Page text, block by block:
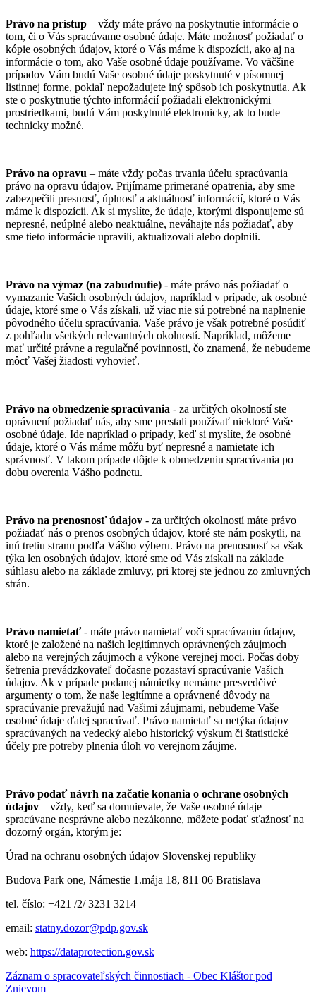
Právo na prístup – vždy máte právo na poskytnutie informácie o
tom, či o Vás spracúvame osobné údaje. Máte možnosť požiadať o
kópie osobných údajov, ktoré o Vás máme k dispozícii, ako aj na
informácie o tom, ako Vaše osobné údaje používame. Vo väčšine
prípadov Vám budú Vaše osobné údaje poskytnuté v písomnej
listinnej forme, pokiaľ nepožadujete iný spôsob ich poskytnutia. Ak
ste o poskytnutie týchto informácií požiadali elektronickými
prostriedkami, budú Vám poskytnuté elektronicky, ak to bude
technicky možné.
Právo na opravu – máte vždy počas trvania účelu spracúvania
právo na opravu údajov. Prijímame primerané opatrenia, aby sme
zabezpečili presnosť, úplnosť a aktuálnosť informácií, ktoré o Vás
máme k dispozícii. Ak si myslíte, že údaje, ktorými disponujeme sú
nepresné, neúplné alebo neaktuálne, neváhajte nás požiadať, aby
sme tieto informácie upravili, aktualizovali alebo doplnili.
Právo na výmaz (na zabudnutie) - máte právo nás požiadať o
vymazanie Vašich osobných údajov, napríklad v prípade, ak osobné
údaje, ktoré sme o Vás získali, už viac nie sú potrebné na naplnenie
pôvodného účelu spracúvania. Vaše právo je však potrebné posúdiť
z pohľadu všetkých relevantných okolností. Napríklad, môžeme
mať určité právne a regulačné povinnosti, čo znamená, že nebudeme
môcť Vašej žiadosti vyhovieť.
Právo na obmedzenie spracúvania - za určitých okolností ste
oprávnení požiadať nás, aby sme prestali používať niektoré Vaše
osobné údaje. Ide napríklad o prípady, keď si myslíte, že osobné
údaje, ktoré o Vás máme môžu byť nepresné a namietate ich
správnosť. V takom prípade dôjde k obmedzeniu spracúvania po
dobu overenia Vášho podnetu.
Právo na prenosnosť údajov - za určitých okolností máte právo
požiadať nás o prenos osobných údajov, ktoré ste nám poskytli, na
inú tretiu stranu podľa Vášho výberu. Právo na prenosnosť sa však
týka len osobných údajov, ktoré sme od Vás získali na základe
súhlasu alebo na základe zmluvy, pri ktorej ste jednou zo zmluvných
strán.
Právo namietať- máte právo namietať voči spracúvaniu údajov,
ktoré je založené na našich legitímnych oprávnených záujmoch
alebo na verejných záujmoch a výkone verejnej moci. Počas doby
šetrenia prevádzkovateľ dočasne pozastaví spracúvanie Vašich
údajov. Ak v prípade podanej námietky nemáme presvedčivé
argumenty o tom, že naše legitímne a oprávnené dôvody na
spracúvanie prevažujú nad Vašimi záujmami, nebudeme Vaše
osobné údaje ďalej spracúvať. Právo namietať sa netýka údajov
spracúvaných na vedecký alebo historický výskum či štatistické
účely pre potreby plnenia úloh vo verejnom záujme.
Právo podať návrh na začatie konania o ochrane osobných
údajov – vždy, keď sa domnievate, že Vaše osobné údaje
spracúvane nesprávne alebo nezákonne, môžete podať sťažnosť na
dozorný orgán, ktorým je:
Úrad na ochranu osobných údajov Slovenskej republiky
Budova Park one, Námestie 1.mája 18, 811 06 Bratislava
tel. číslo: +421 /2/ 3231 3214
email: statny.dozor@pdp.gov.sk
web: https://dataprotection.gov.sk
Záznam o spracovateľských činnostiach - Obec Kláštor pod
Znievom